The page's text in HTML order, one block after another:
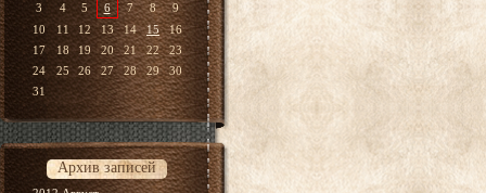
3
4 5 6 7 8
9
10
11 12 13 14 15
16
17
18 19 20 21 22
23
24
25 26 27 28 29
30
31
Архив записей